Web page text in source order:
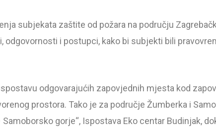
subjekata zaštite od požara na području
i postupci, kako bi subjekti bili
odgovarajućih zapovjednih mjesta kod
prostora. Tako je za područje Žumberka i
gorje“, Ispostava Eko centar Budinjak,